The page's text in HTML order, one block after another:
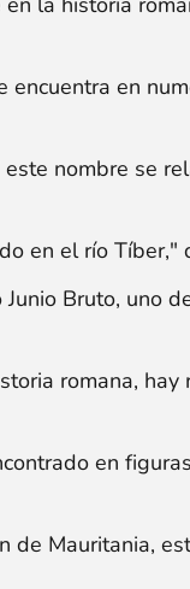
encuentra en
nombre se
en el río Tíber,"
Bruto, uno
romana, hay
en
de Mauritania,